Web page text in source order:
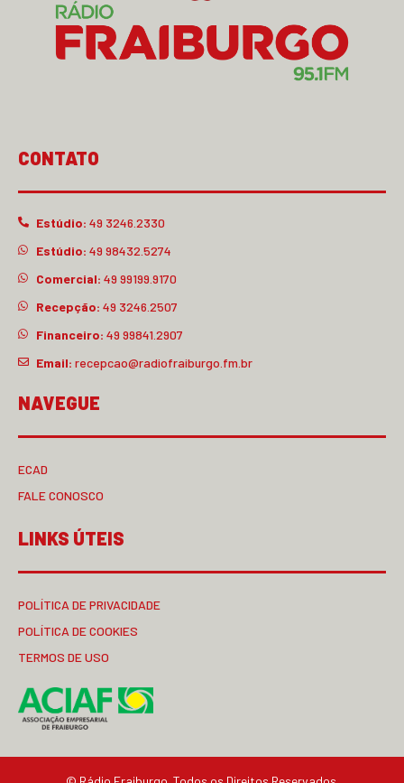
CONTATO
Estúdio: 49 3246.2330
Estúdio: 49 98432.5274
Comercial: 49 99199.9170
Recepção: 49 3246.2507
Financeiro: 49 99841.2907
Email: recepcao@radiofraiburgo.fm.br
NAVEGUE
ECAD
FALE CONOSCO
LINKS ÚTEIS
POLÍTICA DE PRIVACIDADE
POLÍTICA DE COOKIES
TERMOS DE USO